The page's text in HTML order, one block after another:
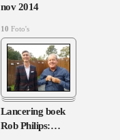
nov 2014
10 Foto's
Lancering boek
Rob Philips:…